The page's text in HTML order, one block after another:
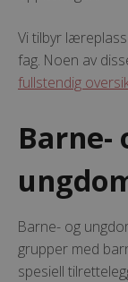
Vi tilbyr
fag. Noen av
fullstendig
Barne-
Barne- og
grupper med
spesiell